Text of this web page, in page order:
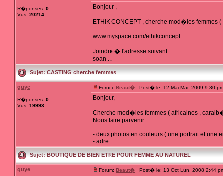
R�ponses: 0
Vus: 20214
Bonjour ,
ETHIK CONCEPT , cherche mod�les
www.myspace.com/ethikconcept
Joindre � l'adresse suivant :
soan ...
Sujet:CASTING cherche femmes
guye
R�ponses: 0
Vus: 19993
Forum: Beaut� Post� le: 12 Mai Mar, 2009 9:30
Bonjour,
Cherche mod�les femmes ( africaines ,
Nous faire parvenir :
- deux photos en couleurs ( une portrait et une
- adre ...
Sujet:BOUTIQUE DE BIEN ETRE POUR FEMME AU NATUREL
guye Forum: Beaut� Post� le: 13 Oct Lun, 2008 2:44